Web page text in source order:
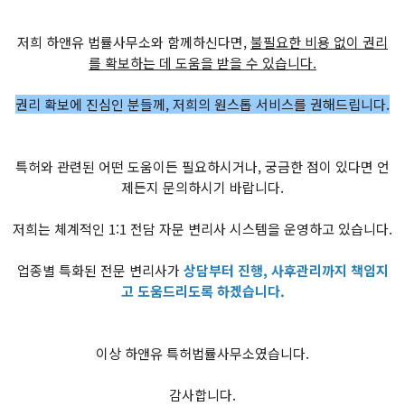
저희 하앤유 법률사무소와 함께하신다면,불필요한 비용 없이 권리
를 확보하는 데 도움을 받을 수 있습니다.
권리 확보에 진심인 분들께, 저희의 원스톱 서비스를 권해드립니다.
특허와 관련된 어떤 도움이든 필요하시거나, 궁금한 점이 있다면 언
제든지 문의하시기 바랍니다.
저희는 체계적인 1:1 전담 자문 변리사 시스템을 운영하고 있습니다.
업종별 특화된 전문 변리사가상담부터 진행, 사후관리까지 책임지
고 도움드리도록 하겠습니다.
이상 하앤유 특허법률사무소였습니다.
감사합니다.